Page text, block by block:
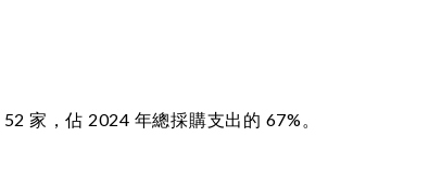
家，佔 2024 年總採購支出的 67%。